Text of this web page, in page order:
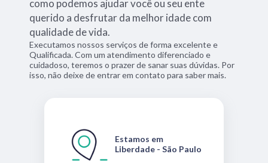
como podemos ajudar você ou seu ente
querido a desfrutar da melhor idade com
qualidade de vida.
Executamos nossos serviços de forma excelente e
Qualificada. Com um atendimento diferenciado e
cuidadoso, teremos o prazer de sanar suas dúvidas. Por
isso, não deixe de entrar em contato para saber mais.
Estamos em
Liberdade - São Paulo